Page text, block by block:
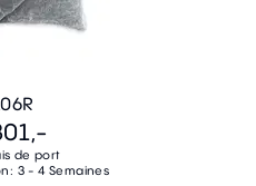
de port
3 - 4 Semaines